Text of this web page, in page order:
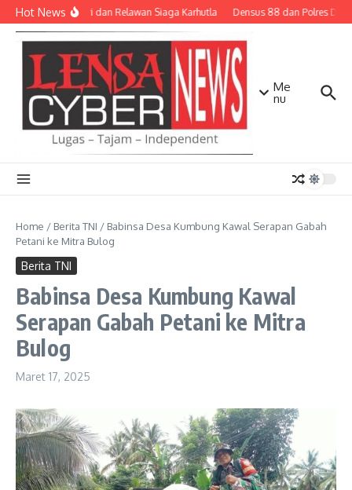
Lewati ke konten
Hot NewsTNI-Polri dan Relawan Siaga Karhutla Densus 88 dan Polres
Me
nu
Home / Berita TNI / Babinsa Desa Kumbung Kawal Serapan Gabah
Petani ke Mitra Bulog
Berita TNI
Babinsa Desa Kumbung Kawal
Serapan Gabah Petani ke Mitra
Bulog
Maret 17, 2025